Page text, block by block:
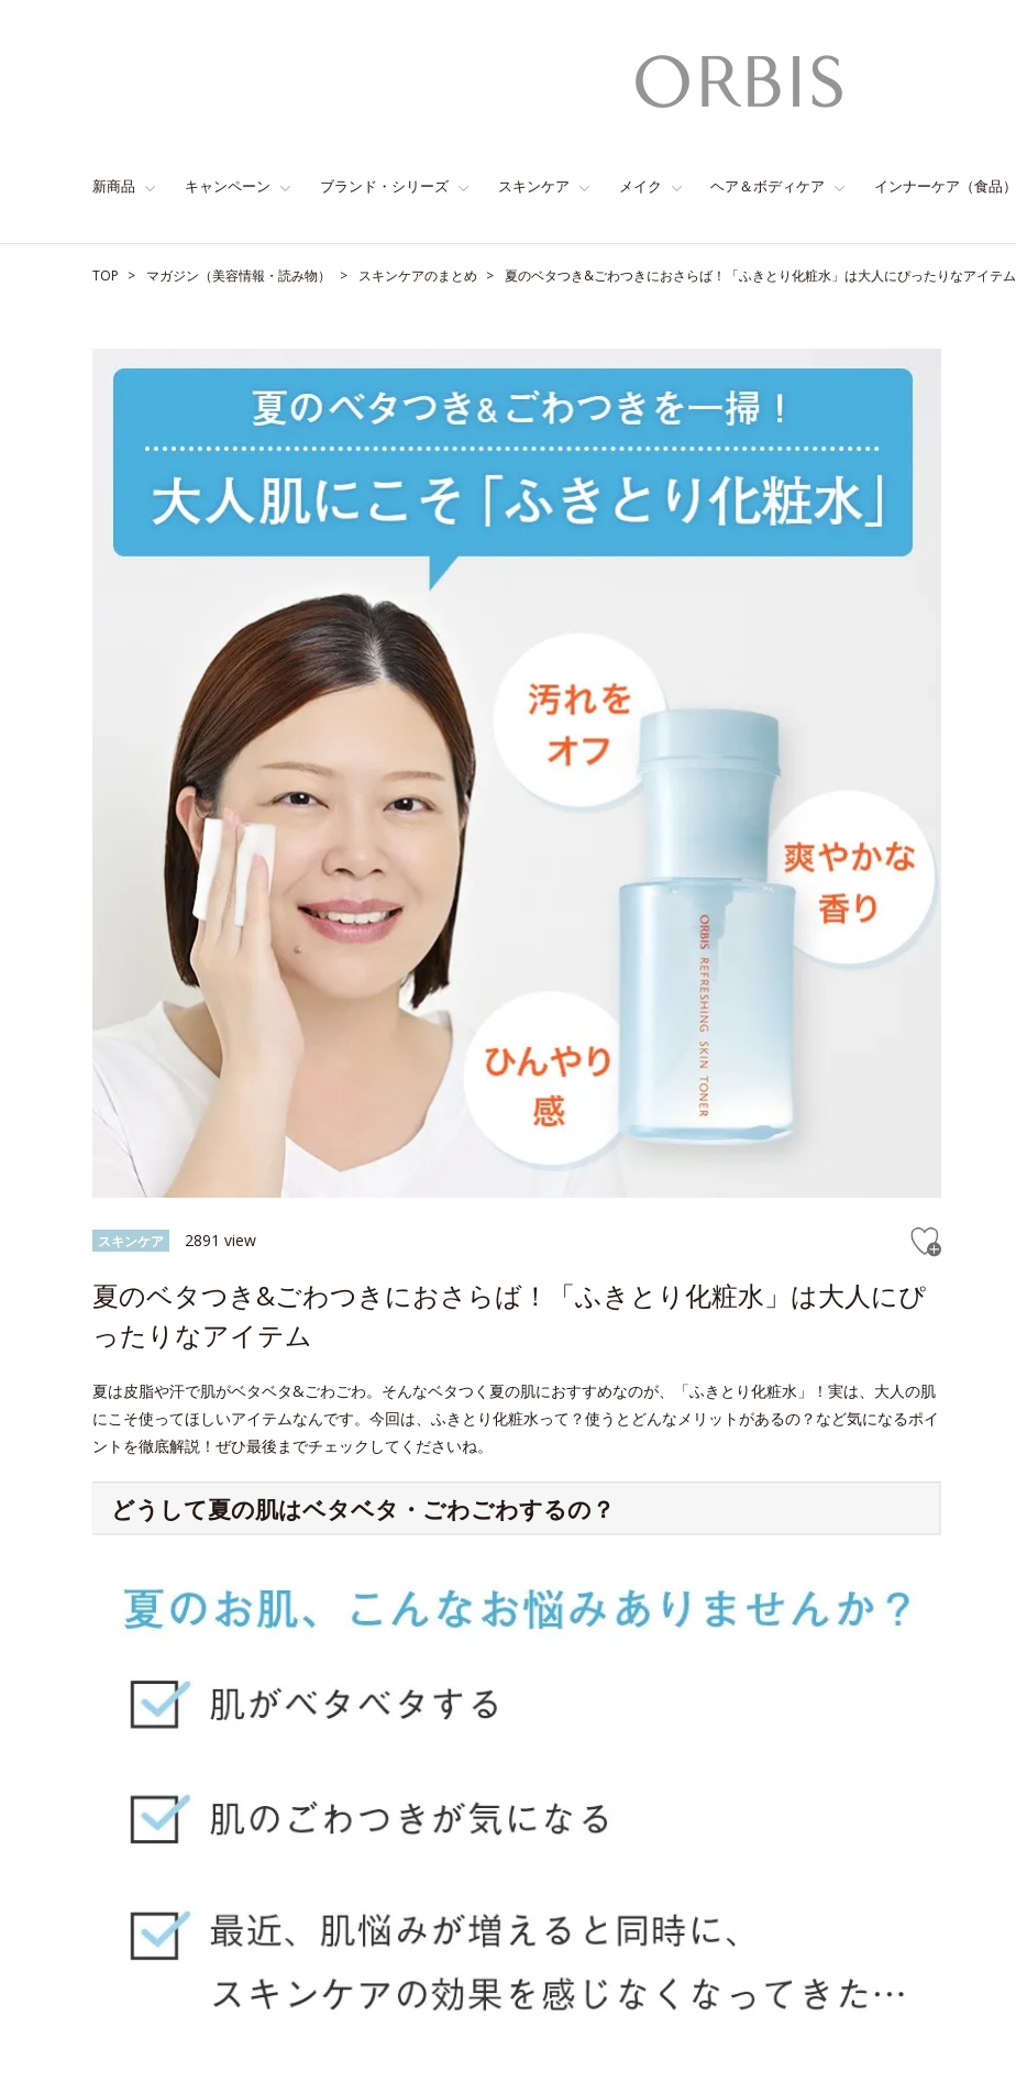
新商品 キャンペーン ブランド・シリーズ スキンケア メイク ヘア＆ボディケア インナーケア（食品）
TOP マガジン（美容情報・読み物） スキンケアのまとめ 夏のベタつき&ごわつきにおさらば！「ふきとり化粧水」は大人にぴったりなアイテム
スキンケア 2891 view
夏のベタつき&ごわつきにおさらば！「ふきとり化粧水」は大人にぴ
ったりなアイテム
夏は皮脂や汗で肌がベタベタ&ごわごわ。そんなベタつく夏の肌におすすめなのが、「ふきとり化粧水」！実は、大人の肌
にこそ使ってほしいアイテムなんです。今回は、ふきとり化粧水って？使うとどんなメリットがあるの？など気になるポイ
ントを徹底解説！ぜひ最後までチェックしてくださいね。
どうして夏の肌はベタベタ・ごわごわするの？